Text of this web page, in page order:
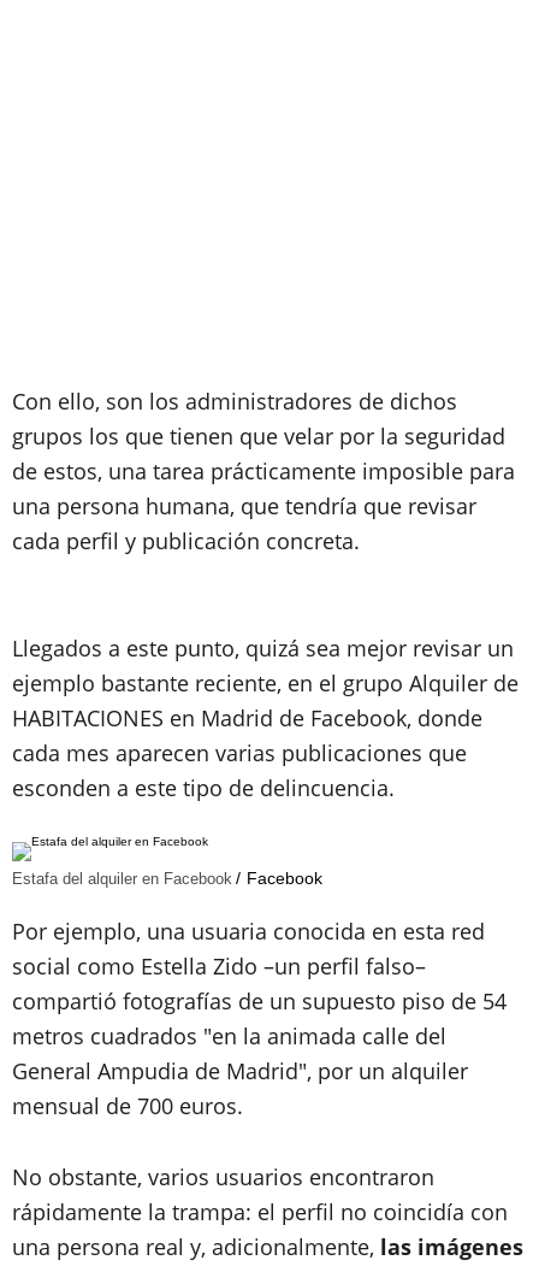
Con ello, son los administradores de dichos
grupos los que tienen que velar por la seguridad
de estos, una tarea prácticamente imposible para
una persona humana, que tendría que revisar
cada perfil y publicación concreta.
Llegados a este punto, quizá sea mejor revisar un
ejemplo bastante reciente, en el grupo Alquiler de
HABITACIONES en Madrid de Facebook, donde
cada mes aparecen varias publicaciones que
esconden a este tipo de delincuencia.
Estafa del alquiler en Facebook Facebook
Por ejemplo, una usuaria conocida en esta red
social como Estella Zido –un perfil falso–
compartió fotografías de un supuesto piso de 54
metros cuadrados "en la animada calle del
General Ampudia de Madrid", por un alquiler
mensual de 700 euros.
No obstante, varios usuarios encontraron
rápidamente la trampa: el perfil no coincidía con
una persona real y, adicionalmente, las imágenes